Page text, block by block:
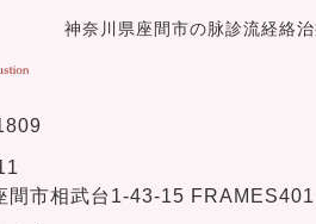
神奈川県座間市の脉診流経絡
間市相武台1-43-15 FRAMES401